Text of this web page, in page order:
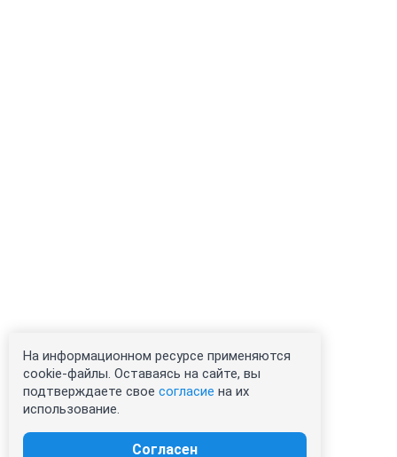
На информационном ресурсе применяются
cookie-файлы. Оставаясь на сайте, вы
подтверждаете свое согласие на их
использование.
Согласен